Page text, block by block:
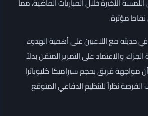
الأخيرة خلال المباريات الماضية، مما
مؤثرة.
مع اللاعبين على أهمية الهدوء
والاعتماد على التمرير المتقن بدلاً
مواجهة فريق بحجم سيراميكا كليوباترا
نظراً للتنظيم الدفاعي المتوقع